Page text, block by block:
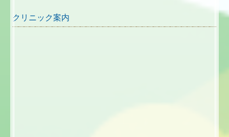
クリニック案内